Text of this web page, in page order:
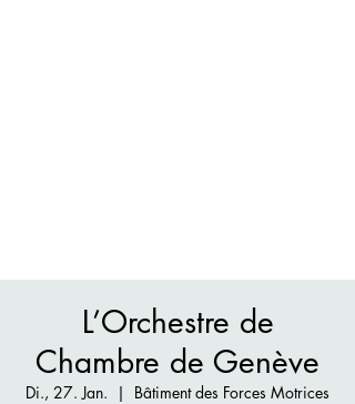
L’Orchestre de
Chambre de Genève
Di., 27. Jan.
  |
Bâtiment des Forces Motrices